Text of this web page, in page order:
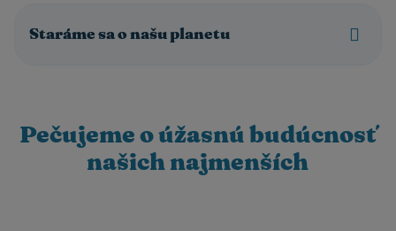
Staráme sa o našu planetu
Pečujeme o úžasnú budúcnosť
našich najmenších